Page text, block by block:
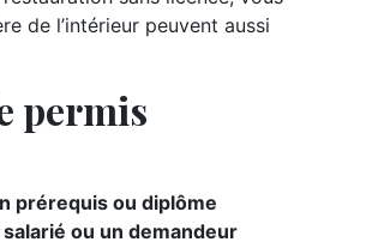
de l’intérieur peuvent aussi
permis
prérequis ou diplôme
ou un demandeur